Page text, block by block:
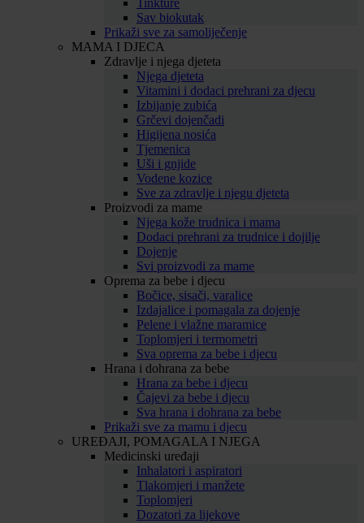
Tinkture
Sav biokutak
Prikaži sve za samoliječenje
MAMA I DJECA
Zdravlje i njega djeteta
Njega djeteta
Vitamini i dodaci prehrani za djecu
Izbijanje zubića
Grčevi dojenčadi
Higijena nosića
Tjemenica
Uši i gnjide
Vodene kozice
Sve za zdravlje i njegu djeteta
Proizvodi za mame
Njega kože trudnica i mama
Dodaci prehrani za trudnice i dojilje
Dojenje
Svi proizvodi za mame
Oprema za bebe i djecu
Bočice, sisači, varalice
Izdajalice i pomagala za dojenje
Pelene i vlažne maramice
Toplomjeri i termometri
Sva oprema za bebe i djecu
Hrana i dohrana za bebe
Hrana za bebe i djecu
Čajevi za bebe i djecu
Sva hrana i dohrana za bebe
Prikaži sve za mamu i djecu
UREĐAJI, POMAGALA I NJEGA
Medicinski uređaji
Inhalatori i aspiratori
Tlakomjeri i manžete
Toplomjeri
Dozatori za lijekove